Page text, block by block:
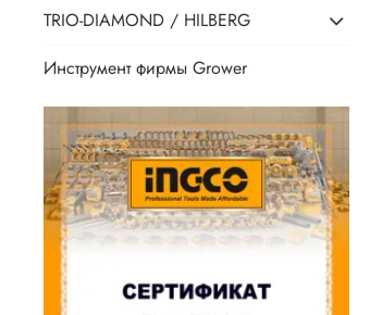
TRIO-DIAMOND / HILBERG
Инструмент фирмы Grower